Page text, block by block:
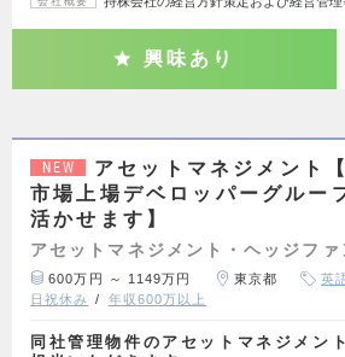
興味あり
NEW
アセットマネジメント
市場上場デベロッパーグルー
活かせます】
アセットマネジメント・ヘッジフ
600万円 ～ 1149万円 東京都 英
日祝休み
年収600万以上
同社管理物件のアセットマネジメン